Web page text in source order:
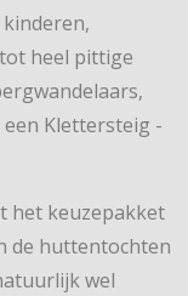
heel pittige
Klettersteig -
het keuzepakket
de huttentochten
wel